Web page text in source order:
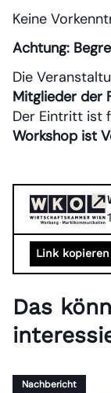
Keine
Achtung:
Die
Mitglieder der
Der Eintritt ist
Workshop ist
Link kopieren
Das
Nachbericht